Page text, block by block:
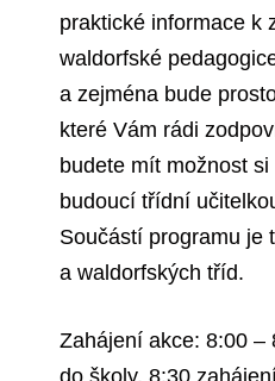
praktické informace k
waldorfské
a zejména bude
které Vám rádi
budete mít možnost
budoucí třídní
Součástí programu je
a waldorfských tříd.
Zahájení akce: 8:00 –
do školy, 8:30